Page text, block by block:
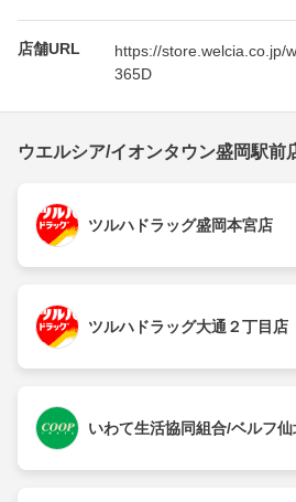
店舗URL
https://store.welcia.co.jp/
365D
ウエルシア/イオンタウン盛岡駅前
ツルハドラッグ盛岡本宮店
ツルハドラッグ大通２丁目店
いわて生活協同組合/ベルフ仙